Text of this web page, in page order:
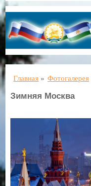
Главная » Фотогалерея
Зимняя Москва